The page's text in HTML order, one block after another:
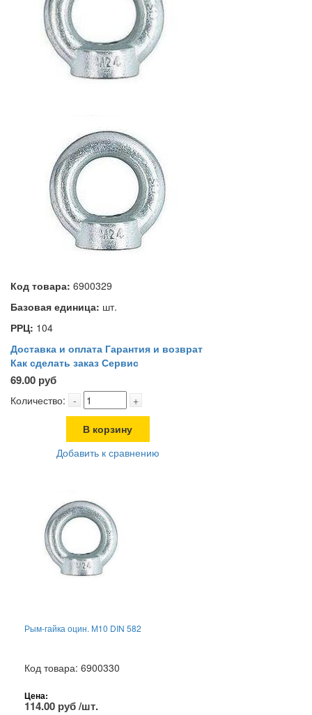
Код товара: 6900329
Базовая единица: шт.
РРЦ: 104
Доставка и оплата Гарантия и возврат
Как сделать заказ Сервис
69.00 руб
Количество: - +
В корзину
Добавить к сравнению
Рым-гайка оцин. М10 DIN 582
Код товара: 6900330
Цена:
114.00 руб /шт.